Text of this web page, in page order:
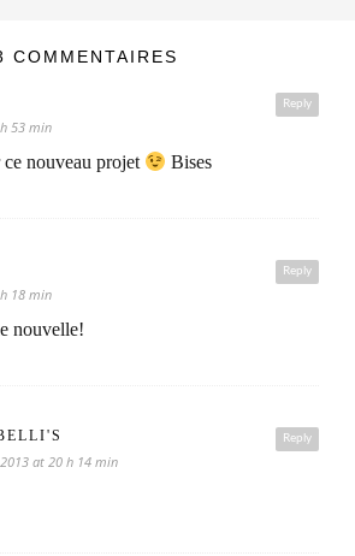
COMMENTAIRES
Reply
53 min
nouveau projet Bises
Reply
18 min
nouvelle!
Reply
at 20 h 14 min